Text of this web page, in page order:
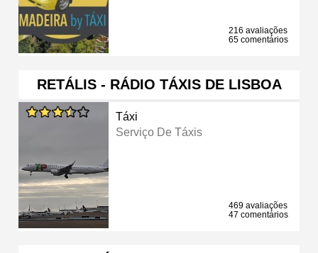
216 avaliações
65 comentários
RETÁLIS - RÁDIO TÁXIS DE LISBOA
Táxi
Serviço De Táxis
469 avaliações
47 comentários